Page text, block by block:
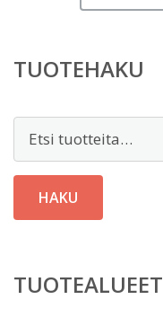
TUOTEHAKU
Etsi:
HAKU
TUOTEALUEET